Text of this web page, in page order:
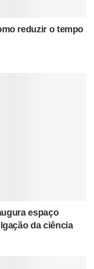
reduzir o tempo
espaço
da ciência